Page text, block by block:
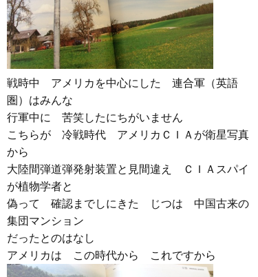
戦時中 アメリカを中心にした 連合軍（英語
圏）はみんな
行軍中に 苦笑したにちがいません
こちらが 冷戦時代 アメリカＣＩＡが衛星写真
から
大陸間弾道弾発射装置と見間違え ＣＩＡスパイ
が植物学者と
偽って 確認までしにきた じつは 中国古来の
集団マンション
だったとのはなし
アメリカは この時代から これですから